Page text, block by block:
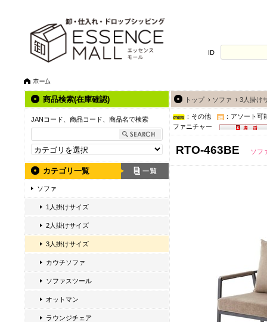
ID
商品検索(在庫確認)
JANコード、商品コード、商品名で検索
カテゴリ一覧
ソファ
1人掛けサイズ
2人掛けサイズ
3人掛けサイズ
カウチソファ
ソファスツール
オットマン
ラウンジチェア
トップ› ソファ › 3人掛け
：その他
：アソート可
ファニチャー
RTO-463BE ソフ